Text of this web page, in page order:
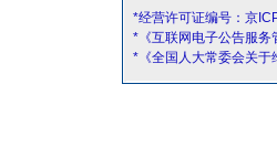
*经营许可证编号：京
*《互联网电子公告服务
*《全国人大常委会关于